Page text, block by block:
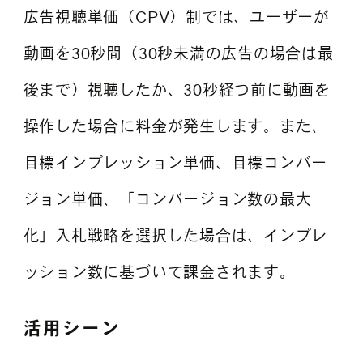
広告視聴単価（CPV）制では、ユーザーが
動画を30秒間（30秒未満の広告の場合は最
後まで）視聴したか、30秒経つ前に動画を
操作した場合に料金が発生します。また、
目標インプレッション単価、目標コンバー
ジョン単価、「コンバージョン数の最大
化」入札戦略を選択した場合は、インプレ
ッション数に基づいて課金されます。
活用シーン